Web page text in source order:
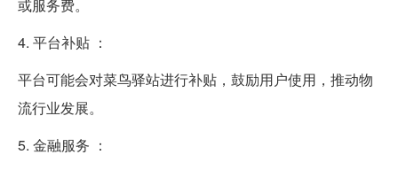
或服务费。
4. 平台补贴 ：
平台可能会对菜鸟驿站进行补贴，鼓励用户使用，推动物
流行业发展。
5. 金融服务 ：